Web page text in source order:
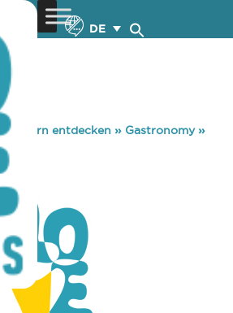
DE
»Zypern entdecken » Gastronomy»